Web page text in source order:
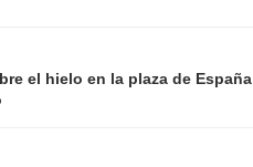
el hielo en la plaza de España